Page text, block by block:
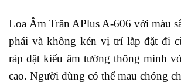
Loa Âm Trân APlus A-606 với màu
phái và không kén vị trí lắp đặt đi
ráp đặt kiểu âm tường thông minh
cao. Người dùng có thể mau chóng